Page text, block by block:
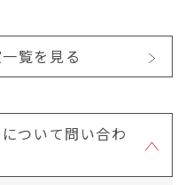
覧を見る
ついて問い合わ